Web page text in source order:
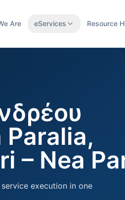
Are eServices Resource
Paralia,
– Nea
execution in one